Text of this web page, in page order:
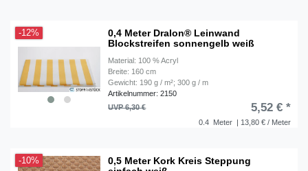
-12%
0,4 Meter Dralon® Leinwand
Blockstreifen sonnengelb weiß
Material: 100 % Acryl
Breite: 160 cm
Gewicht: 190 g / m²; 300 g / m
Artikelnummer: 2150
0.4 Meter | 13,80 € / Meter
UVP 6,30 € 5,52 € *
-10%
0,5 Meter Kork Kreis Steppung